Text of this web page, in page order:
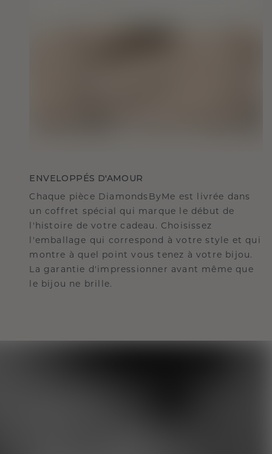
ENVELOPPÉS D'AMOUR
Chaque pièce DiamondsByMe est livrée dans
un coffret spécial qui marque le début de
l'histoire de votre cadeau. Choisissez
l'emballage qui correspond à votre style et qui
montre à quel point vous tenez à votre bijou.
La garantie d'impressionner avant même que
le bijou ne brille.